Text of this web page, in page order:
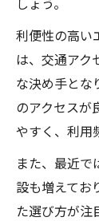
利便性の高い
は、交通アク
な決め手とな
のアクセスが
やすく、利用
また、最近
設も増えてお
た選び方が注